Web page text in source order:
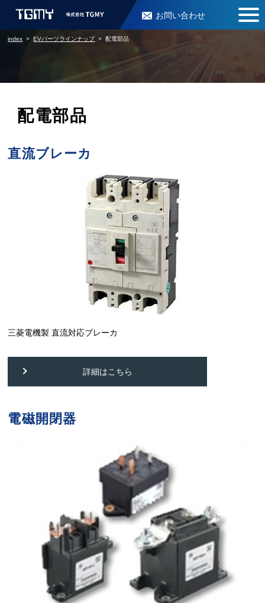
お問い合わせ
index EVパーツラインナップ 配電部品
配電部品
直流ブレーカ
三菱電機製 直流対応ブレーカ
詳細はこちら
電磁開閉器